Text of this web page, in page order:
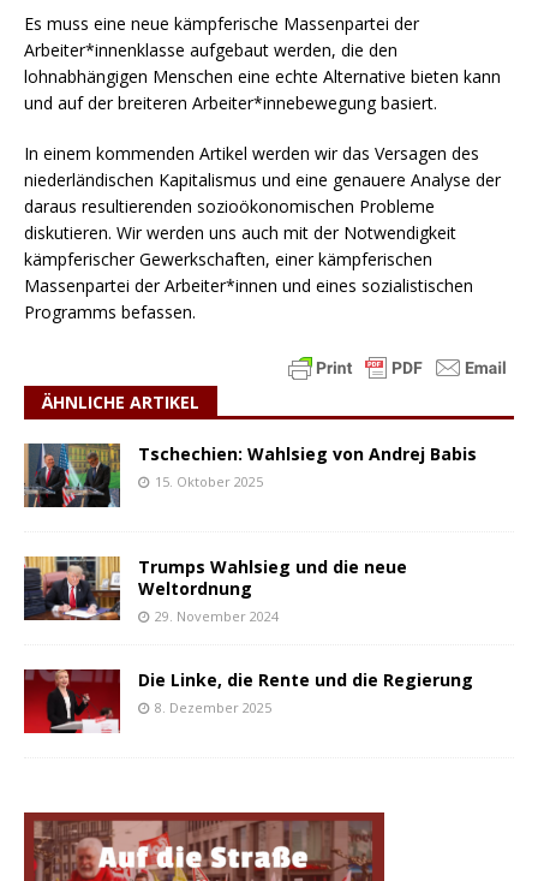
Es muss eine neue kämpferische Massenpartei der
Arbeiter*innenklasse aufgebaut werden, die den
lohnabhängigen Menschen eine echte Alternative bieten kann
und auf der breiteren Arbeiter*innebewegung basiert.
In einem kommenden Artikel werden wir das Versagen des
niederländischen Kapitalismus und eine genauere Analyse der
daraus resultierenden sozioökonomischen Probleme
diskutieren. Wir werden uns auch mit der Notwendigkeit
kämpferischer Gewerkschaften, einer kämpferischen
Massenpartei der Arbeiter*innen und eines sozialistischen
Programms befassen.
ÄHNLICHE ARTIKEL
Tschechien: Wahlsieg von Andrej Babis
15. Oktober 2025
Trumps Wahlsieg und die neue
Weltordnung
29. November 2024
Die Linke, die Rente und die Regierung
8. Dezember 2025